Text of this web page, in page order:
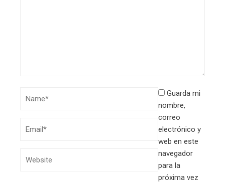
Guarda mi
nombre,
correo
electrónico y
web en este
navegador
para la
próxima vez